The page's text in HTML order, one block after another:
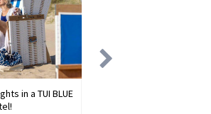
in a TUI BLUE